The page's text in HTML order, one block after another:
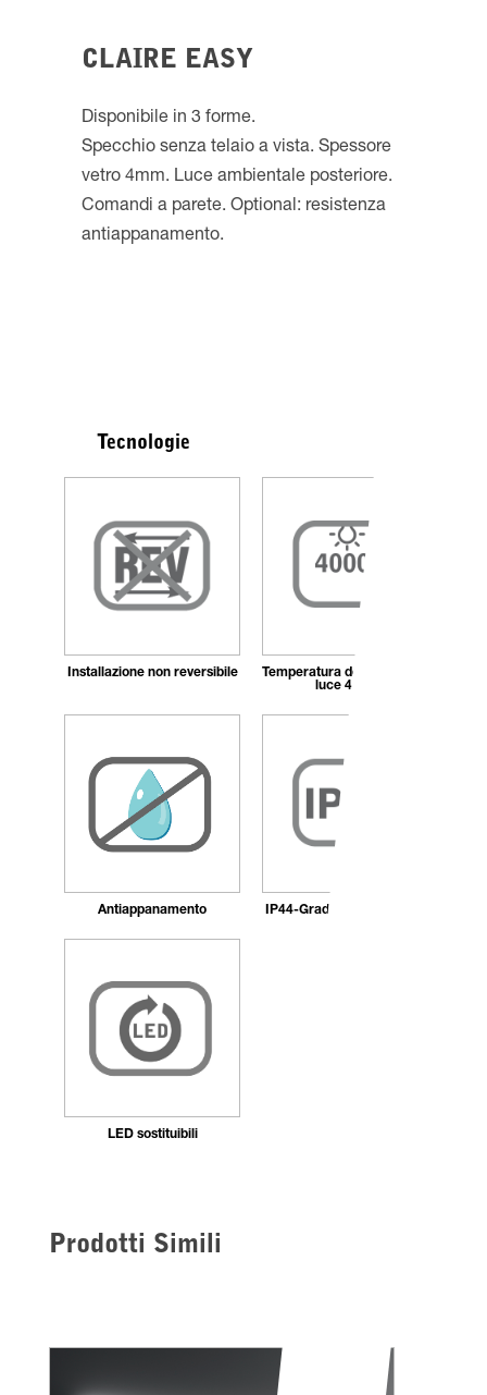
CLAIRE EASY
Disponibile in 3 forme.
Specchio senza telaio a vista. Spessore
vetro 4mm. Luce ambientale posteriore.
Comandi a parete. Optional: resistenza
antiappanamento.
Tecnologie
Installazione non reversibile
Temperatura del colore della
luce 4.000k
Antiappanamento IP44-Grado di protezione IP
LED sostituibili
Prodotti Simili